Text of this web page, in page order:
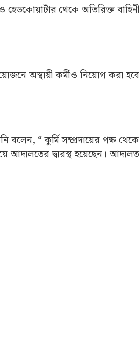
Puja 2025) নামবে পুলিশ। তা
তেমনই ব্যবস্থা নেওয়া হচ্ছে। রাতে
থেকে অতিরিক্ত বাহিনী